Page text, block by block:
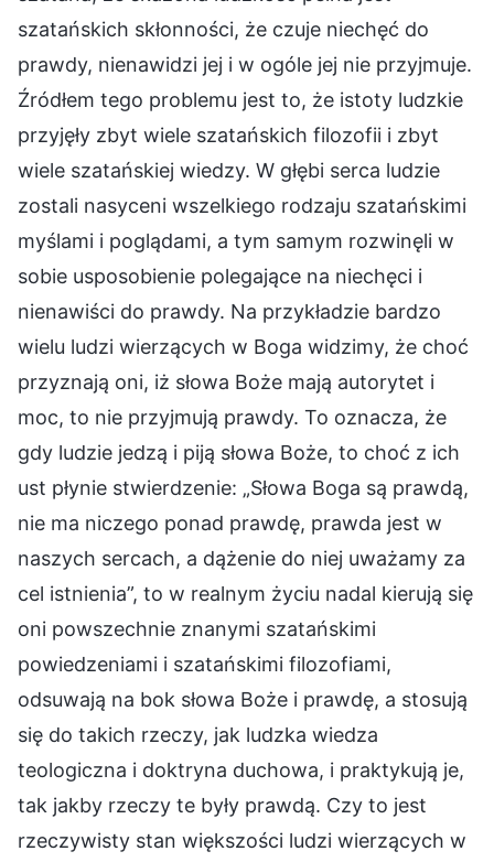
szatańskich skłonności, że czuje niechęć do
prawdy, nienawidzi jej i w ogóle jej nie przyjmuje.
Źródłem tego problemu jest to, że istoty ludzkie
przyjęły zbyt wiele szatańskich filozofii i zbyt
wiele szatańskiej wiedzy. W głębi serca ludzie
zostali nasyceni wszelkiego rodzaju szatańskimi
myślami i poglądami, a tym samym rozwinęli w
sobie usposobienie polegające na niechęci i
nienawiści do prawdy. Na przykładzie bardzo
wielu ludzi wierzących w Boga widzimy, że choć
przyznają oni, iż słowa Boże mają autorytet i
moc, to nie przyjmują prawdy. To oznacza, że
gdy ludzie jedzą i piją słowa Boże, to choć z ich
ust płynie stwierdzenie: „Słowa Boga są prawdą,
nie ma niczego ponad prawdę, prawda jest w
naszych sercach, a dążenie do niej uważamy za
cel istnienia”, to w realnym życiu nadal kierują się
oni powszechnie znanymi szatańskimi
powiedzeniami i szatańskimi filozofiami,
odsuwają na bok słowa Boże i prawdę, a stosują
się do takich rzeczy, jak ludzka wiedza
teologiczna i doktryna duchowa, i praktykują je,
tak jakby rzeczy te były prawdą. Czy to jest
rzeczywisty stan większości ludzi wierzących w